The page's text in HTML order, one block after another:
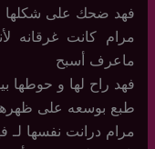
فهد ضحك على شكلها
مرام كانت غرقانه
ماعرف أسبح
فهد راح لها و حوطها
طبع بوسعه على
مرام درانت نفسها لـ